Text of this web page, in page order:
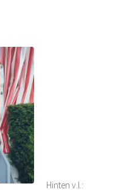
Hinten v.l.: